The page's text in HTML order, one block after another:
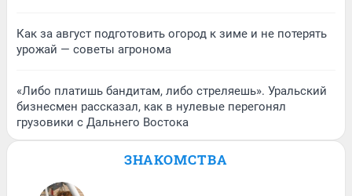
Как за август подготовить огород к зиме и не потерять
урожай — советы агронома
«Либо платишь бандитам, либо стреляешь». Уральский
бизнесмен рассказал, как в нулевые перегонял
грузовики с Дальнего Востока
ЗНАКОМСТВА